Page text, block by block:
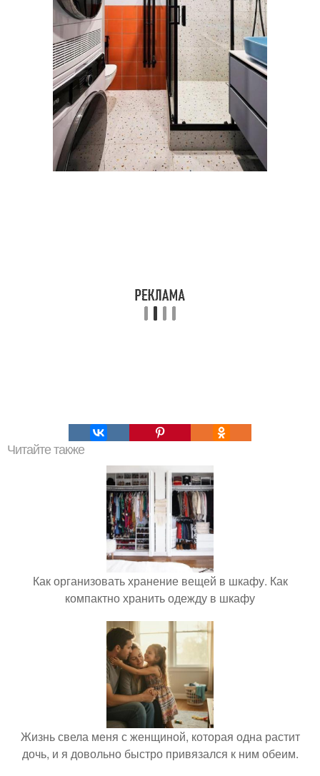
Читайте также
Как организовать хранение вещей в шкафу. Как
компактно хранить одежду в шкафу
Жизнь свела меня с женщиной, которая одна растит
дочь, и я довольно быстро привязался к ним обеим.